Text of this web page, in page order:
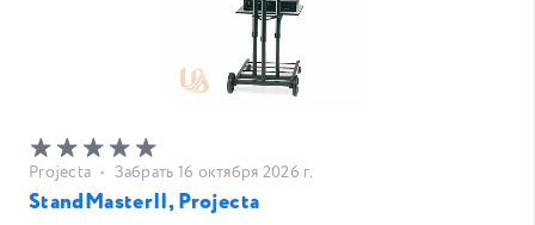
Projecta • Забрать 16 октября 2026 г.
StandMasterII, Projecta